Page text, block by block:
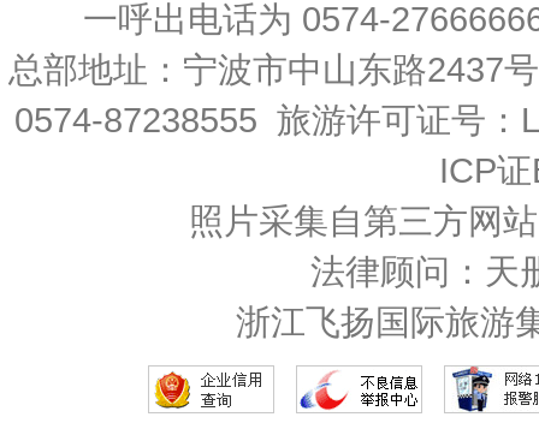
一呼出电话为 0574-
总部地址：宁波市中山东路2437
0574-87238555 旅游许可证号
ICP
照片采集自第三方网
法律顾问：天
浙江飞扬国际旅游